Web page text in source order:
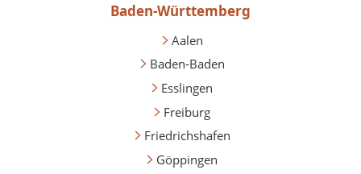
Baden-Württemberg
Aalen
Baden-Baden
Esslingen
Freiburg
Friedrichshafen
Göppingen